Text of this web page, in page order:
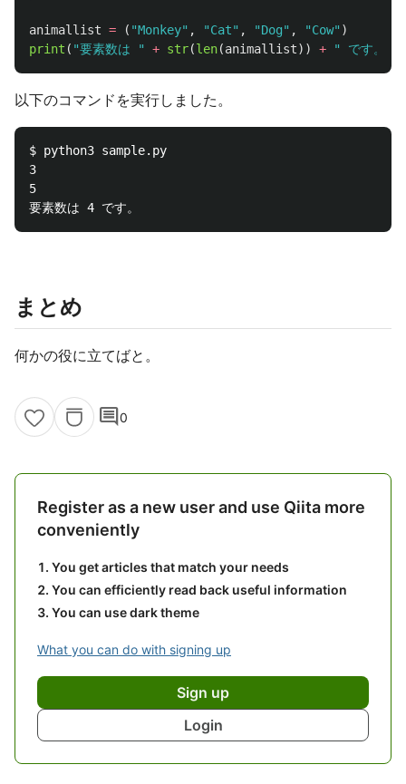
animallist = ( "Monkey" , "Cat" , "Dog" , "Cow" )
print ( "要素数は " + str(len(animallist)) + " です。
以下のコマンドを実行しました。
$ python3 sample.py
3
5
まとめ
何かの役に立てばと。
comment0
Register as a new user and use Qiita more
conveniently
You get articles that match your needs
You can efficiently read back useful information
You can use dark theme
What you can do with signing up
Sign up
Login